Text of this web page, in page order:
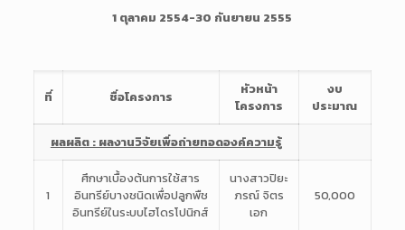
1 ตุลาคม 2554-30 กันยายน 2555
ที่ ชื่อโครงการ
หัวหน้า
โครงการ
งบ
ประมาณ
ผลผลิต : ผลงานวิจัยเพื่อถ่ายทอดองค์ความรู้
1
ศึกษาเบื้องต้นการใช้สาร
อินทรีย์บางชนิดเพื่อปลูกพืช
อินทรีย์ในระบบไฮโดรโปนิกส์
นางสาวปิยะ
ภรณ์ จิตร
เอก
50,000